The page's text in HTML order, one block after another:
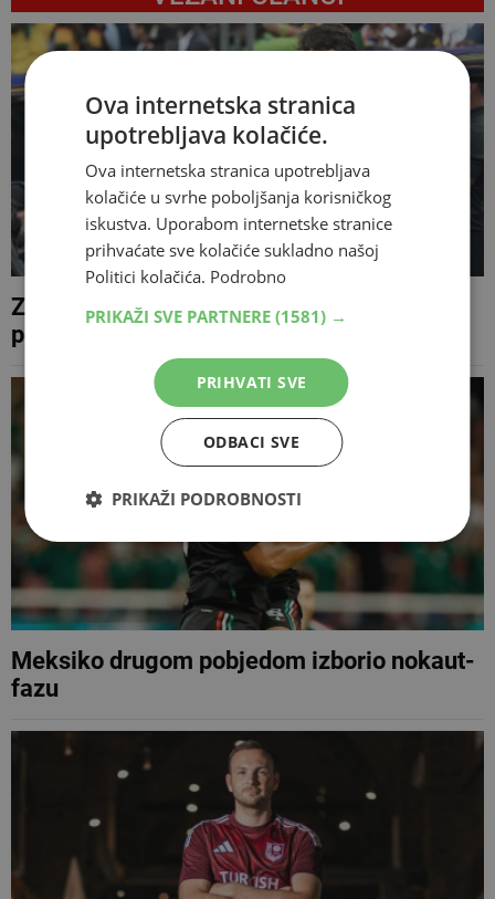
Zlatko Dalić pred velikom odlukom, ima
ponude tri reprezentacije
Meksiko drugom pobjedom izborio nokaut-
fazu
Ova internetska stranica
upotrebljava kolačiće.
Ova internetska stranica upotrebljava
kolačiće u svrhe poboljšanja korisničkog
iskustva. Uporabom internetske stranice
prihvaćate sve kolačiće sukladno našoj
Politici kolačića. Podrobno
PRIKAŽI SVE PARTNERE (1581) →
PRIHVATI SVE
ODBACI SVE
PRIKAŽI PODROBNOSTI